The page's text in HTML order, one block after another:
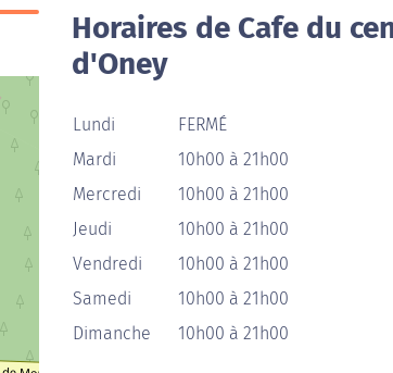
Horaires de Cafe du
d'Oney
Lundi
FERMÉ
Mardi
10h00 à 21h00
Mercredi
10h00 à 21h00
Jeudi
10h00 à 21h00
Vendredi
10h00 à 21h00
Samedi
10h00 à 21h00
Dimanche
10h00 à 21h00